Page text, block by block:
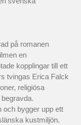
på romanen
en
kopplingar till ett
tvingas Erica Falck
religiösa
och bygger upp ett
kustmiljön.